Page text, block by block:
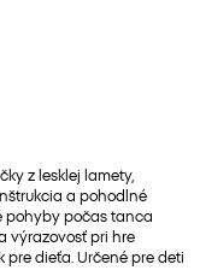
z lesklej lamety,
a pohodlné
pohyby počas tanca
výrazovosť pri hre
dieťa. Určené pre deti